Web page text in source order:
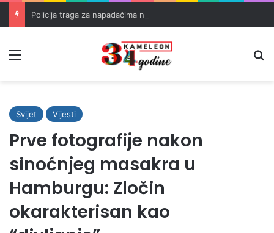
Policija traga za napadačima nakon pucnjave u Brčkom
Svijet Vijesti
Prve fotografije nakon
sinoćnjeg masakra u
Hamburgu: Zločin
okarakterisan kao